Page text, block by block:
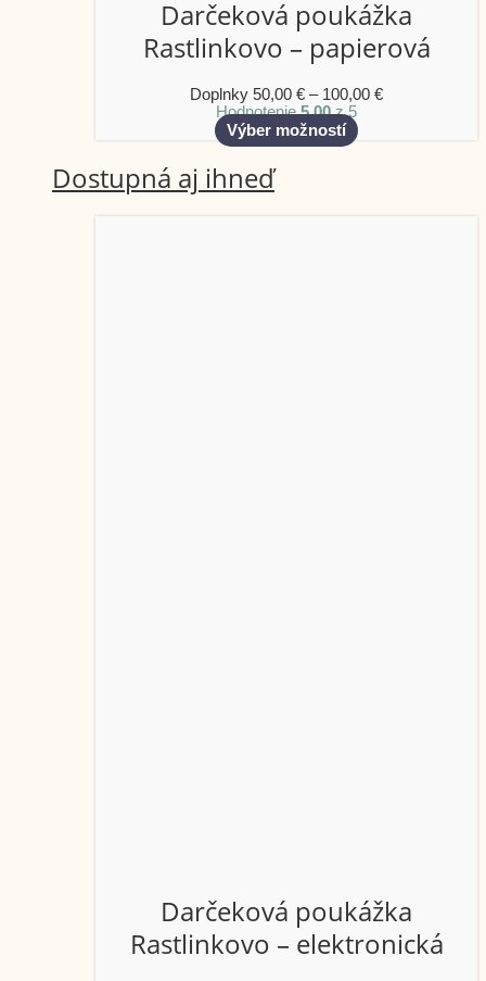
Darčeková poukážka
Rastlinkovo – papierová
Doplnky 50,00 € – 100,00 €
Hodnotenie5.00z 5
Výber možností
Dostupná aj ihneď
Darčeková poukážka
Rastlinkovo – elektronická